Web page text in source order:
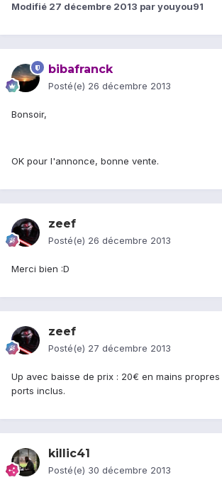
Modifié 27 décembre 2013 par youyou91
bibafranck
Posté(e) 26 décembre 2013
Bonsoir,
OK pour l'annonce, bonne vente.
zeef
Posté(e) 26 décembre 2013
Merci bien :D
zeef
Posté(e) 27 décembre 2013
Up avec baisse de prix : 20€ en mains
ports inclus.
killic41
Posté(e) 30 décembre 2013